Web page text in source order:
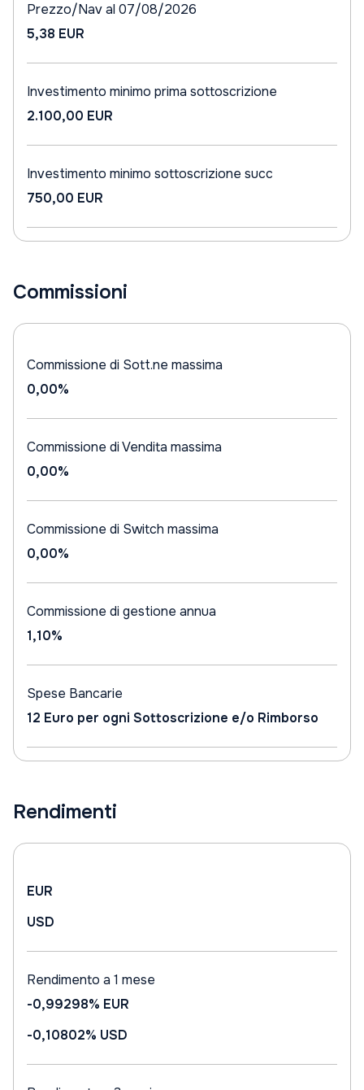
Prezzo/Nav al 07/08/2026
5,38 EUR
Investimento minimo prima sottoscrizione
2.100,00 EUR
Investimento minimo sottoscrizione succ
750,00 EUR
Commissioni
Commissione di Sott.ne massima
0,00%
Commissione di Vendita massima
0,00%
Commissione di Switch massima
0,00%
Commissione di gestione annua
1,10%
Spese Bancarie
12 Euro per ogni Sottoscrizione e/o Rimborso
Rendimenti
EUR
USD
Rendimento a 1 mese
-0,99298% EUR
-0,10802% USD